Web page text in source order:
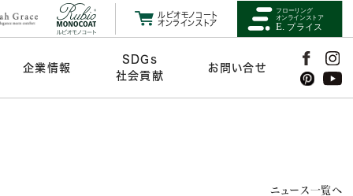
ルビオモノコート
オンラインストア
企業情報
SDGs
社会貢献
お問い合せ
ニュース一覧へ